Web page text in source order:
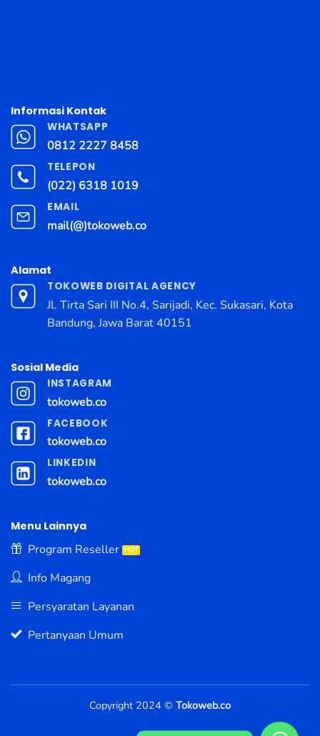
Informasi Kontak
WHATSAPP
0812 2227 8458
TELEPON
(022) 6318 1019
EMAIL
mail(@)tokoweb.co
Alamat
TOKOWEB DIGITAL AGENCY
Jl. Tirta Sari III No.4, Sarijadi, Kec. Sukasari, Kota
Bandung, Jawa Barat 40151
Sosial Media
INSTAGRAM
tokoweb.co
FACEBOOK
tokoweb.co
LINKEDIN
tokoweb.co
Menu Lainnya
Program Reseller
Info Magang
Persyaratan Layanan
Pertanyaan Umum
Copyright 2024 © Tokoweb.co